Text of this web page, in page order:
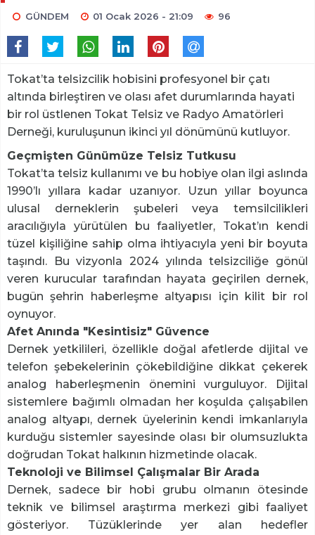
GÜNDEM 01 Ocak 2026 - 21:09 96
Tokat’ta telsizcilik hobisini profesyonel bir çatı
altında birleştiren ve olası afet durumlarında hayati
bir rol üstlenen Tokat Telsiz ve Radyo Amatörleri
Derneği, kuruluşunun ikinci yıl dönümünü kutluyor.
Geçmişten Günümüze Telsiz Tutkusu
Tokat’ta telsiz kullanımı ve bu hobiye olan ilgi aslında
1990’lı yıllara kadar uzanıyor. Uzun yıllar boyunca
ulusal derneklerin şubeleri veya temsilcilikleri
aracılığıyla yürütülen bu faaliyetler, Tokat’ın kendi
tüzel kişiliğine sahip olma ihtiyacıyla yeni bir boyuta
taşındı. Bu vizyonla 2024 yılında telsizciliğe gönül
veren kurucular tarafından hayata geçirilen dernek,
bugün şehrin haberleşme altyapısı için kilit bir rol
oynuyor.
Afet Anında "Kesintisiz" Güvence
Dernek yetkilileri, özellikle doğal afetlerde dijital ve
telefon şebekelerinin çökebildiğine dikkat çekerek
analog haberleşmenin önemini vurguluyor. Dijital
sistemlere bağımlı olmadan her koşulda çalışabilen
analog altyapı, dernek üyelerinin kendi imkanlarıyla
kurduğu sistemler sayesinde olası bir olumsuzlukta
doğrudan Tokat halkının hizmetinde olacak.
Teknoloji ve Bilimsel Çalışmalar Bir Arada
Dernek, sadece bir hobi grubu olmanın ötesinde
teknik ve bilimsel araştırma merkezi gibi faaliyet
gösteriyor. Tüzüklerinde yer alan hedefler